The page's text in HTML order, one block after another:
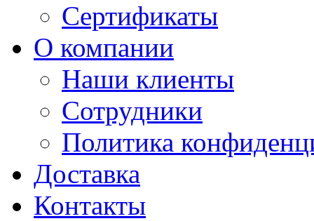
Сертификаты
О компании
Наши клиенты
Сотрудники
Политика
Доставка
Контакты